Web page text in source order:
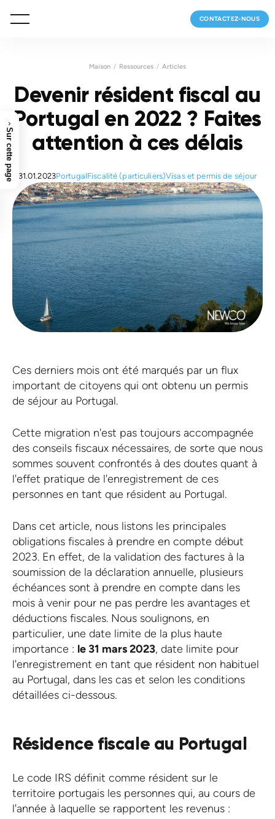
CONTACTEZ-NOUS
Maison Ressources Articles
Devenir résident fiscal au
Portugal en 2022 ? Faites
attention à ces délais
31.01.2023PortugalFiscalité (particuliers)Visas et permis de séjour
Ces derniers mois ont été marqués par un flux
important de citoyens qui ont obtenu un permis
de séjour au Portugal.
Cette migration n'est pas toujours accompagnée
des conseils fiscaux nécessaires, de sorte que nous
sommes souvent confrontés à des doutes quant à
l'effet pratique de l'enregistrement de ces
personnes en tant que résident au Portugal.
Dans cet article, nous listons les principales
obligations fiscales à prendre en compte début
2023. En effet, de la validation des factures à la
soumission de la déclaration annuelle, plusieurs
échéances sont à prendre en compte dans les
mois à venir pour ne pas perdre les avantages et
déductions fiscales. Nous soulignons, en
particulier, une date limite de la plus haute
importance : le 31 mars 2023, date limite pour
l'enregistrement en tant que résident non habituel
au Portugal, dans les cas et selon les conditions
détaillées ci-dessous.
Résidence fiscale au Portugal
Le code IRS définit comme résident sur le
territoire portugais les personnes qui, au cours de
l'année à laquelle se rapportent les revenus :
›
Sur cette page